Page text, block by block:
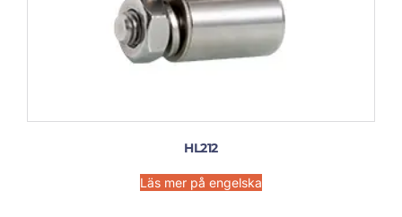
HL212
Läs mer på engelska